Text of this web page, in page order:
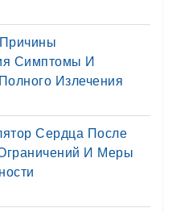
Симптомы И
Излечения
Сердца После
И Меры